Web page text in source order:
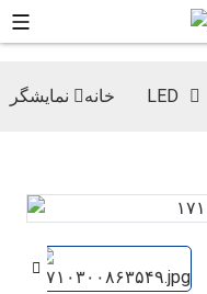
خانه نمایشگر LED